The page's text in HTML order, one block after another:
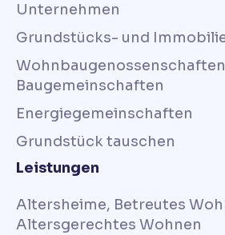
Unternehmen
Grundstücks- und
Baugemeinschaften
Energiegemeinschaften
Grundstück tauschen
Leistungen
Altersheime, Betreutes
Altersgerechtes Wohnen